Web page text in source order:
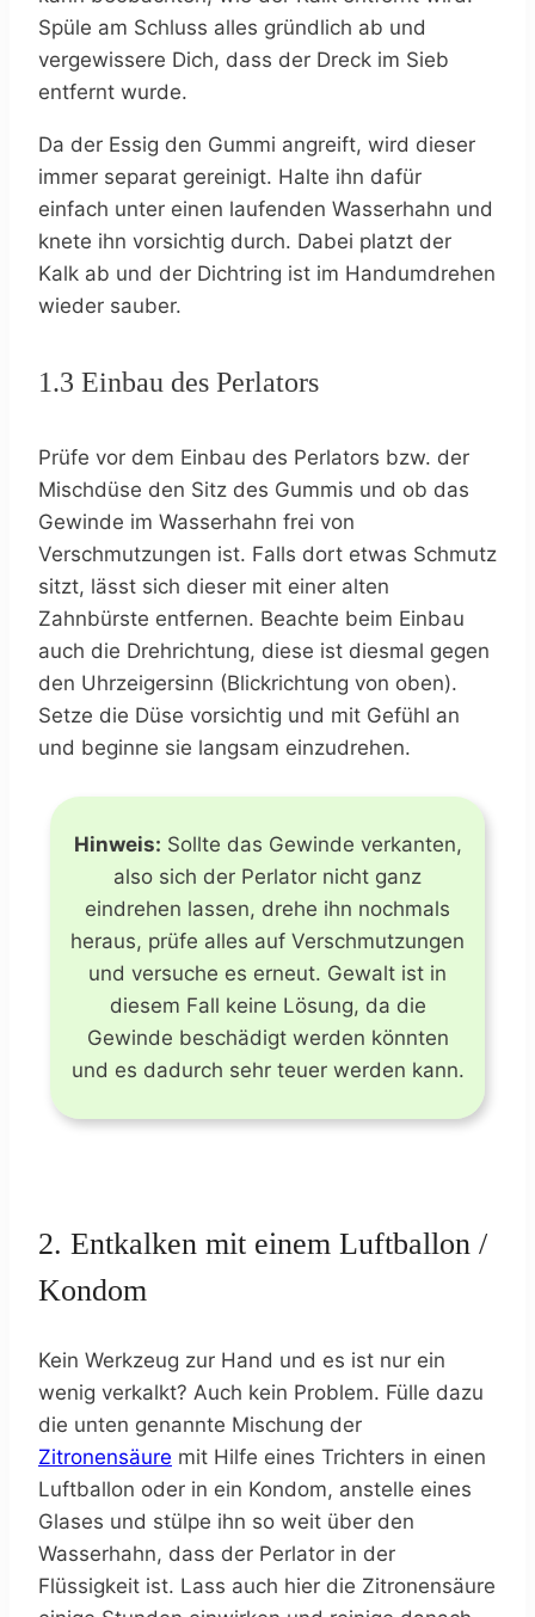
Spüle am Schluss alles gründlich ab und
vergewissere Dich, dass der Dreck im Sieb
entfernt wurde.
Da der Essig den Gummi angreift, wird dieser
immer separat gereinigt. Halte ihn dafür
einfach unter einen laufenden Wasserhahn und
knete ihn vorsichtig durch. Dabei platzt der
Kalk ab und der Dichtring ist im Handumdrehen
wieder sauber.
1.3 Einbau des Perlators
Prüfe vor dem Einbau des Perlators bzw. der
Mischdüse den Sitz des Gummis und ob das
Gewinde im Wasserhahn frei von
Verschmutzungen ist. Falls dort etwas Schmutz
sitzt, lässt sich dieser mit einer alten
Zahnbürste entfernen. Beachte beim Einbau
auch die Drehrichtung, diese ist diesmal gegen
den Uhrzeigersinn (Blickrichtung von oben).
Setze die Düse vorsichtig und mit Gefühl an
und beginne sie langsam einzudrehen.
Hinweis: Sollte das Gewinde verkanten,
also sich der Perlator nicht ganz
eindrehen lassen, drehe ihn nochmals
heraus, prüfe alles auf Verschmutzungen
und versuche es erneut. Gewalt ist in
diesem Fall keine Lösung, da die
Gewinde beschädigt werden könnten
und es dadurch sehr teuer werden kann.
2. Entkalken mit einem Luftballon /
Kondom
Kein Werkzeug zur Hand und es ist nur ein
wenig verkalkt? Auch kein Problem. Fülle dazu
die unten genannte Mischung der
Zitronensäure mit Hilfe eines Trichters in einen
Luftballon oder in ein Kondom, anstelle eines
Glases und stülpe ihn so weit über den
Wasserhahn, dass der Perlator in der
Flüssigkeit ist. Lass auch hier die Zitronensäure